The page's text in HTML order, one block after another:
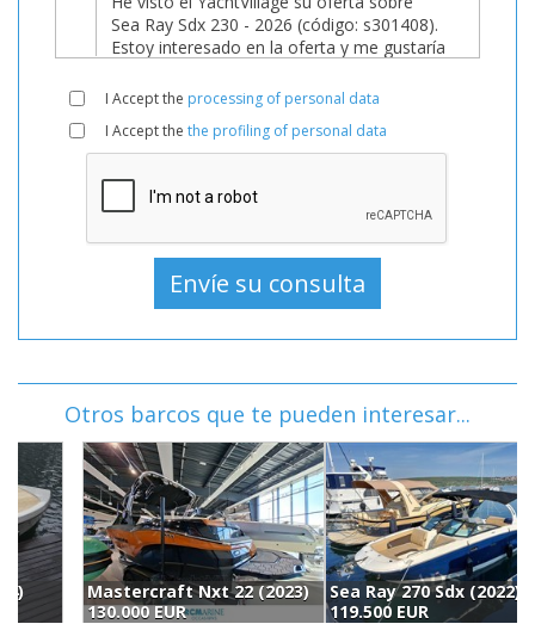
I Accept the processing of personal data
I Accept the the profiling of personal data
Otros barcos que te pueden interesar...
Mastercraft Nxt 22 (2023)
130.000 EUR
Sea Ray 270 Sdx (2022)
119.500 EUR